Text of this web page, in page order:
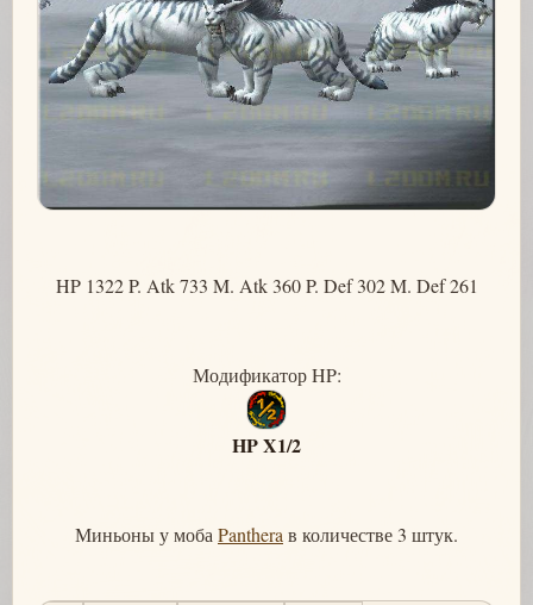
HP 1322 P. Atk 733 M. Atk 360 P. Def 302 M. Def 261
Модификатор HP:
HP X1/2
Миньоны у моба Panthera в количестве 3 штук.